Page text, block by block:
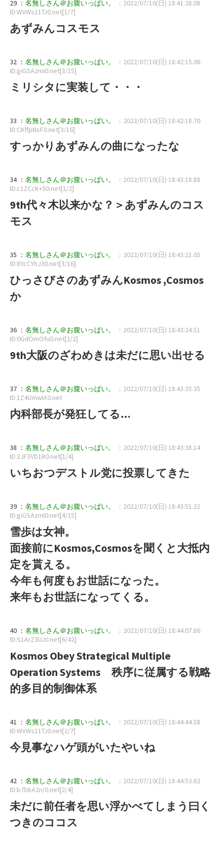
29 ： 名無しさん＠お腹いっぱい。
：2022/07/10(日) 18:41:28.08
ID:WVWs11TJ0.net[1/7]
あずみんコスモス
32 ： 名無しさん＠お腹いっぱい。
：2022/07/10(日) 18:42:15.06
ID:giGSAzmI0.net[3/15]
ミリシタに実装して・・・
33 ： 名無しさん＠お腹いっぱい。
：2022/07/10(日) 18:42:18.70
ID:CKffpNsF0.net[3/16]
すっかりあずみんの曲になったな
34 ： 名無しさん＠お腹いっぱい。
：2022/07/10(日) 18:43:18.88
ID:c1ZCcK+50.net[1/2]
9th代々木以来かな？＞あずみんのコス
モス
35 ： 名無しさん＠お腹いっぱい。
：2022/07/10(日) 18:43:21.05
ID:8YcCYhJ30.net[3/16]
ひっさびさのあずみんKosmos ,Cosmos
か
36 ： 名無しさん＠お腹いっぱい。
：2022/07/10(日) 18:43:24.51
ID:0GdOmOfu0.net[2/2]
9th大阪のざわめきは未だに思い出せる
37 ： 名無しさん＠お腹いっぱい。
：2022/07/10(日) 18:43:35.35
ID:1Z4UmwIA0.net
内科部長が発狂してる…
38 ： 名無しさん＠お腹いっぱい。
：2022/07/10(日) 18:43:38.14
ID:2JF5VD1R0.net[1/4]
いちおつデストル党に投票してきた
39 ： 名無しさん＠お腹いっぱい。
：2022/07/10(日) 18:43:51.22
ID:giGSAzmI0.net[4/15]
雪歩は女神。
面接前にKosmos,Cosmosを聞くと大抵内
定を貰える。
今年も何度もお世話になった。
来年もお世話になってくる。
40 ： 名無しさん＠お腹いっぱい。
：2022/07/10(日) 18:44:07.86
ID:S1ArZ3UJ0.net[6/42]
Kosmos Obey Strategical Multiple
Operation Systems 秩序に従属する戦略
的多目的制御体系
41 ： 名無しさん＠お腹いっぱい。
：2022/07/10(日) 18:44:44.58
ID:WVWs11TJ0.net[2/7]
今見事なハゲ頭がいたやいね
42 ： 名無しさん＠お腹いっぱい。
：2022/07/10(日) 18:44:53.62
ID:b7bkA2n/0.net[2/4]
未だに前任者を思い浮かべてしまう曰く
つきのココス